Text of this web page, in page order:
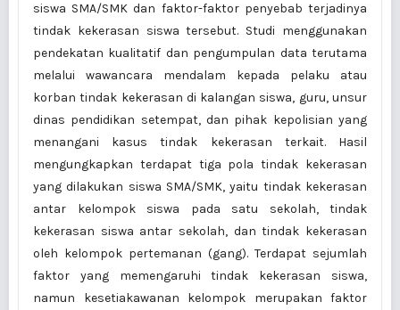
siswa SMA/SMK dan faktor-faktor penyebab terjadinya
tindak kekerasan siswa tersebut. Studi menggunakan
pendekatan kualitatif dan pengumpulan data terutama
melalui wawancara mendalam kepada pelaku atau
korban tindak kekerasan di kalangan siswa, guru, unsur
dinas pendidikan setempat, dan pihak kepolisian yang
menangani kasus tindak kekerasan terkait. Hasil
mengungkapkan terdapat tiga pola tindak kekerasan
yang dilakukan siswa SMA/SMK, yaitu tindak kekerasan
antar kelompok siswa pada satu sekolah, tindak
kekerasan siswa antar sekolah, dan tindak kekerasan
oleh kelompok pertemanan (gang). Terdapat sejumlah
faktor yang memengaruhi tindak kekerasan siswa,
namun kesetiakawanan kelompok merupakan faktor